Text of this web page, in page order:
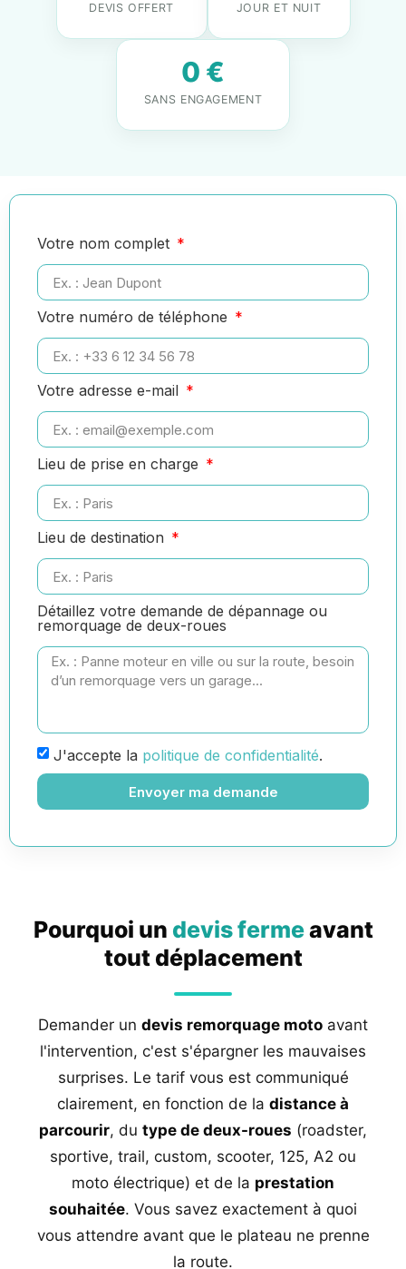
DEVIS OFFERT JOUR ET NUIT
0 €
SANS ENGAGEMENT
Votre nom complet
Votre numéro de téléphone
Votre adresse e-mail
Lieu de prise en charge
Lieu de destination
Détaillez votre demande de dépannage ou
remorquage de deux-roues
J'accepte la politique de confidentialité.
Envoyer ma demande
Pourquoi un devis fermeavant
tout déplacement
Demander un devis remorquage moto avant
l'intervention, c'est s'épargner les mauvaises
surprises. Le tarif vous est communiqué
clairement, en fonction de la distance à
parcourir, du type de deux-roues (roadster,
sportive, trail, custom, scooter, 125, A2 ou
moto électrique) et de la prestation
souhaitée. Vous savez exactement à quoi
vous attendre avant que le plateau ne prenne
la route.